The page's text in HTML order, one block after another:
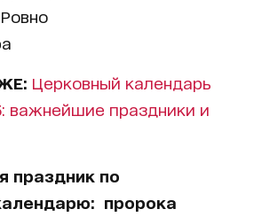
Церковный календарь
важнейшие праздники и
праздник по
пророка